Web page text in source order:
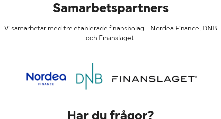
Samarbetspartners
Vi samarbetar med tre etablerade finansbolag – Nordea Finance, DNB
och Finanslaget.
Har du frågor?